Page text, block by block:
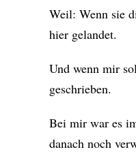
Weil: Wenn sie
hier gelandet.
Und wenn mir
geschrieben.
Bei mir war es
danach noch